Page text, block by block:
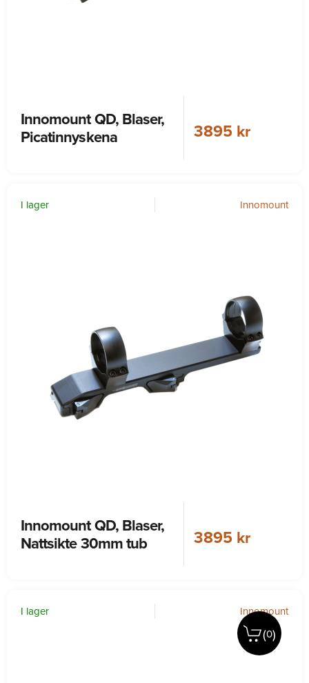
Innomount QD, Blaser,
Picatinnyskena
3895 kr
I lager Innomount
Innomount QD, Blaser,
Nattsikte 30mm tub
3895 kr
I lager Innomount
(0)